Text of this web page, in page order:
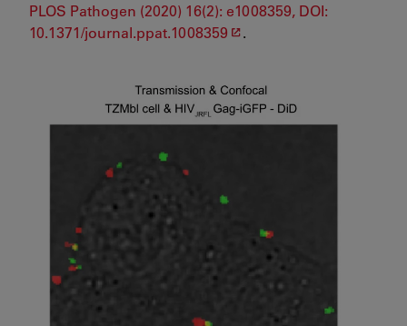
PLOS Pathogen (2020) 16(2): e1008359, DOI:
10.1371/journal.ppat.1008359
.